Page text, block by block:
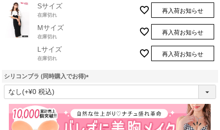
Sサイズ
在庫切れ
再入荷お知らせ
Mサイズ
在庫切れ
再入荷お知らせ
Lサイズ
在庫切れ
再入荷お知らせ
シリコンブラ (同時購入でお得)
(
須
)